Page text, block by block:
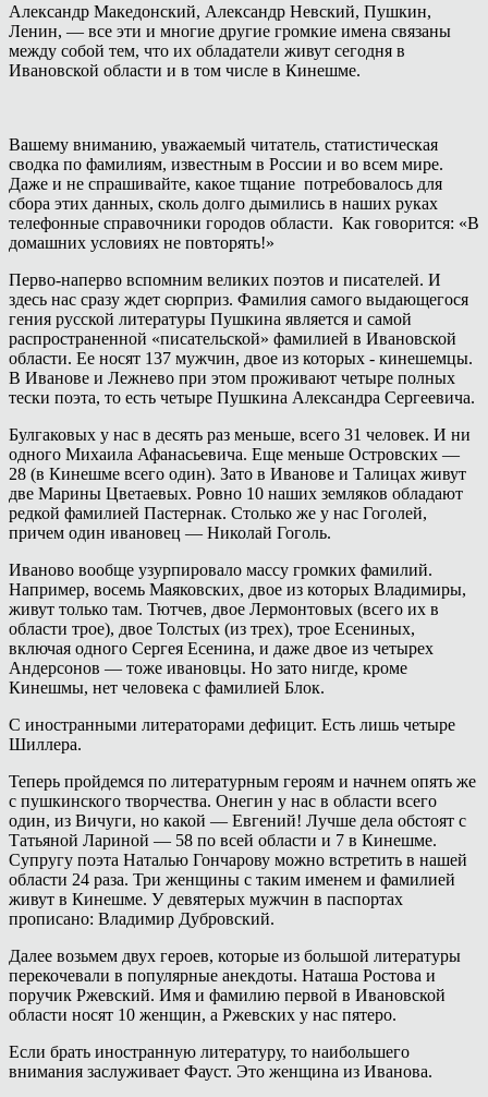
Александр Македонский, Александр Невский, Пушкин,
Ленин, — все эти и многие другие громкие имена связаны
между собой тем, что их обладатели живут сегодня в
Ивановской области и в том числе в Кинешме.
Вашему вниманию, уважаемый читатель, статистическая
сводка по фамилиям, известным в России и во всем мире.
Даже и не спрашивайте, какое тщание потребовалось для
сбора этих данных, сколь долго дымились в наших руках
телефонные справочники городов области. Как говорится: «В
домашних условиях не повторять!»
Перво-наперво вспомним великих поэтов и писателей. И
здесь нас сразу ждет сюрприз. Фамилия самого выдающегося
гения русской литературы Пушкина является и самой
распространенной «писательской» фамилией в Ивановской
области. Ее носят 137 мужчин, двое из которых - кинешемцы.
В Иванове и Лежнево при этом проживают четыре полных
тески поэта, то есть четыре Пушкина Александра Сергеевича.
Булгаковых у нас в десять раз меньше, всего 31 человек. И ни
одного Михаила Афанасьевича. Еще меньше Островских —
28 (в Кинешме всего один). Зато в Иванове и Талицах живут
две Марины Цветаевых. Ровно 10 наших земляков обладают
редкой фамилией Пастернак. Столько же у нас Гоголей,
причем один ивановец — Николай Гоголь.
Иваново вообще узурпировало массу громких фамилий.
Например, восемь Маяковских, двое из которых Владимиры,
живут только там. Тютчев, двое Лермонтовых (всего их в
области трое), двое Толстых (из трех), трое Есениных,
включая одного Сергея Есенина, и даже двое из четырех
Андерсонов — тоже ивановцы. Но зато нигде, кроме
Кинешмы, нет человека с фамилией Блок.
С иностранными литераторами дефицит. Есть лишь четыре
Шиллера.
Теперь пройдемся по литературным героям и начнем опять же
с пушкинского творчества. Онегин у нас в области всего
один, из Вичуги, но какой — Евгений! Лучше дела обстоят с
Татьяной Лариной — 58 по всей области и 7 в Кинешме.
Супругу поэта Наталью Гончарову можно встретить в нашей
области 24 раза. Три женщины с таким именем и фамилией
живут в Кинешме. У девятерых мужчин в паспортах
прописано: Владимир Дубровский.
Далее возьмем двух героев, которые из большой литературы
перекочевали в популярные анекдоты. Наташа Ростова и
поручик Ржевский. Имя и фамилию первой в Ивановской
области носят 10 женщин, а Ржевских у нас пятеро.
Если брать иностранную литературу, то наибольшего
внимания заслуживает Фауст. Это женщина из Иванова.